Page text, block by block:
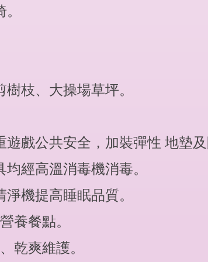
枝、大操場草坪。
戲公共安全，加裝彈性 地墊及
經高溫消毒機消毒。
機提高睡眠品質。
養餐點。
乾爽維護。